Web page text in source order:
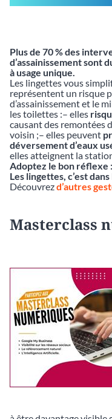
Plus de 70 % des
d’assainissement sont
à usage unique.
Les lingettes vous
représentent un risque
d’assainissement et le
les toilettes :– elles
causant des remontées
voisin ;– elles peuvent
déversement d’eaux
elles atteignent la
Adoptez le bon réflexe
Les lingettes, c’est
Découvrezd’autres
Masterclass